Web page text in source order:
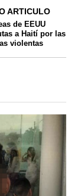
ARTICULO
de EEUU
a Haití por las
violentas